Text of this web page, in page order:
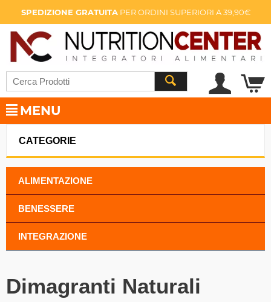
SPEDIZIONE GRATUITAPER ORDINI SUPERIORI A 39,90€
MENU
CATEGORIE
ALIMENTAZIONE
BENESSERE
INTEGRAZIONE
Dimagranti Naturali